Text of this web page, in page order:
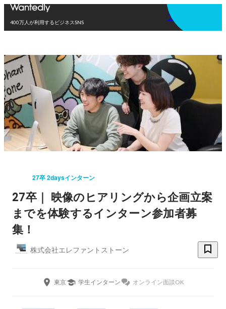
400万人が利用するビジネスSNS
アプリを使う
27卒 2daysインターン
27卒｜ 映像のヒアリングから企画立案
までを体験するインターン参加者募
集！
株式会社エレファントストーン
東京 学生インターン オンライン面談OK